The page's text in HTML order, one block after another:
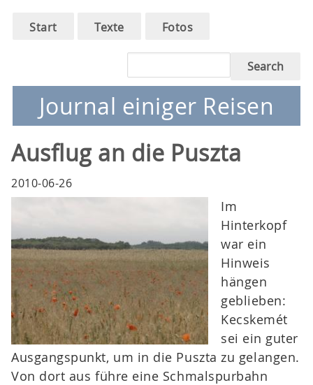
Skip
Main
Start Texte Fotos
Journal einiger Reisen
Ausflug an die Puszta
2010-06-26
Im
Hinterkopf
war ein
Hinweis
hängen
geblieben:
Kecskemét
sei ein guter
Ausgangspunkt, um in die Puszta zu gelangen.
Von dort aus führe eine Schmalspurbahn